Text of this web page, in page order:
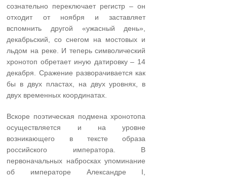
сознательно переключает регистр – он
отходит от ноября и заставляет
вспомнить другой «ужасный день»,
декабрьский, со снегом на мостовых и
льдом на реке. И теперь символический
хронотоп обретает иную датировку – 14
декабря. Сражение разворачивается как
бы в двух пластах, на двух уровнях, в
двух временных координатах.
Вскоре поэтическая подмена хронотопа
осуществляется и на уровне
возникающего в тексте образа
российского императора. В
первоначальных набросках упоминание
об императоре Александре I,